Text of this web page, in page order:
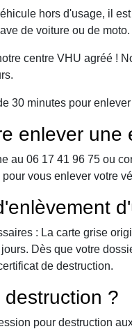
hors d'usage, il
de voiture ou de moto.
centre VHU agréé !
30 minutes pour
enlever une
au 06 17 41 96 75 ou
vous enlever votre
: La carte grise
Dès que votre
de destruction.
?
pour destruction